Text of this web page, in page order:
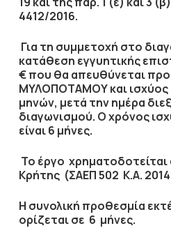
4412/2016.
Για τη συμμετοχή στο
κατάθεση εγγυητικής
€ που θα απευθύνεται
ΜΥΛΟΠΟΤΑΜΟΥκαι
μηνών, μετά την ημέρα
διαγωνισμού. Ο χρόνος
είναι6 μήνες.
Το έργο
Κρήτης(ΣΑΕΠ 502 Κ.Α.
Η συνολική προθεσμία
ορίζεται σε 6 μήνες.